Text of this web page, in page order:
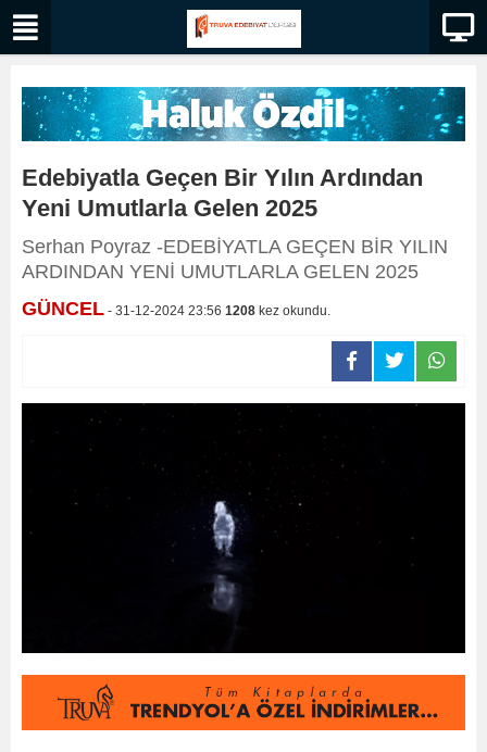
Edebiyatla Geçen Bir Yılın Ardından
Yeni Umutlarla Gelen 2025
Serhan Poyraz -EDEBİYATLA GEÇEN BİR YILIN
ARDINDAN YENİ UMUTLARLA GELEN 2025
GÜNCEL - 31-12-2024 23:56 1208 kez okundu.